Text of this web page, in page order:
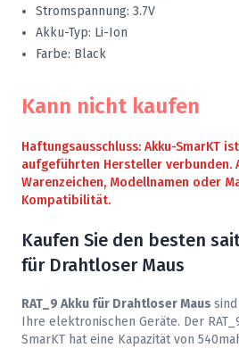
Stromspannung: 3.7V
Akku-Typ: Li-Ion
Farbe: Black
Kann nicht kaufen
Haftungsausschluss: Akku-SmarKT
aufgeführten Hersteller verbunden.
Warenzeichen, Modellnamen oder
Kompatibilität.
Kaufen Sie den besten
für Drahtloser Maus
RAT_9 Akku für Drahtloser Maus
Ihre elektronischen Geräte. Der
SmarKT hat eine Kapazität von